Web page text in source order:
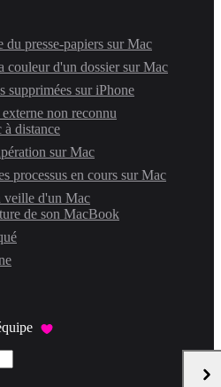
presse-papiers sur Mac
d'un dossier sur Mac
supprimées sur iPhone
non reconnu
distance
sur Mac
processus en cours sur Mac
veille d'un Mac
de son MacBook